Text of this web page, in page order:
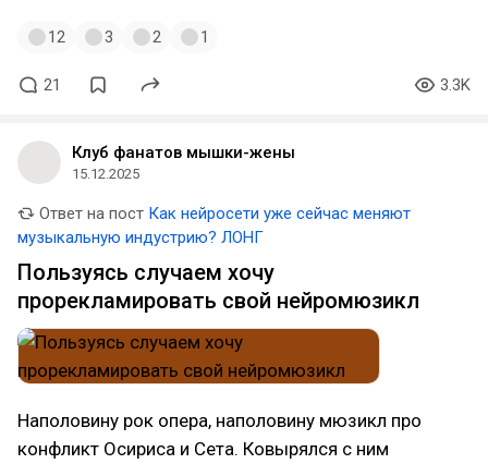
12 3 2 1
21 3.3K
Клуб фанатов мышки-жены
15.12.2025
Ответ на пост Как нейросети уже сейчас меняют
музыкальную индустрию? ЛОНГ
Пользуясь случаем хочу
прорекламировать свой нейромюзикл
Наполовину рок опера, наполовину мюзикл про
конфликт Осириса и Сета. Ковырялся с ним